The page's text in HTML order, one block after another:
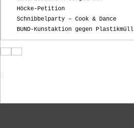
Höcke-Petition
Schnibbelparty – Cook & Dance
BUND-Kunstaktion gegen Plastikmüll